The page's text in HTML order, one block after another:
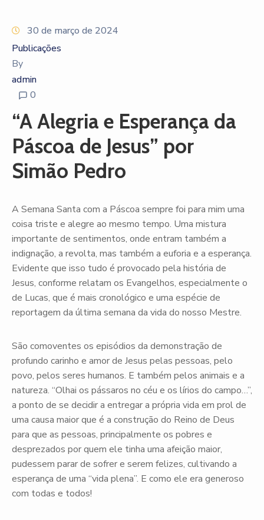
30 de março de 2024
Publicações
By
admin
0
“A Alegria e Esperança da
Páscoa de Jesus” por
Simão Pedro
A Semana Santa com a Páscoa sempre foi para mim uma
coisa triste e alegre ao mesmo tempo. Uma mistura
importante de sentimentos, onde entram também a
indignação, a revolta, mas também a euforia e a esperança.
Evidente que isso tudo é provocado pela história de
Jesus, conforme relatam os Evangelhos, especialmente o
de Lucas, que é mais cronológico e uma espécie de
reportagem da última semana da vida do nosso Mestre.
São comoventes os episódios da demonstração de
profundo carinho e amor de Jesus pelas pessoas, pelo
povo, pelos seres humanos. E também pelos animais e a
natureza. “Olhai os pássaros no céu e os lírios do campo…”,
a ponto de se decidir a entregar a própria vida em prol de
uma causa maior que é a construção do Reino de Deus
para que as pessoas, principalmente os pobres e
desprezados por quem ele tinha uma afeição maior,
pudessem parar de sofrer e serem felizes, cultivando a
esperança de uma “vida plena”. E como ele era generoso
com todas e todos!